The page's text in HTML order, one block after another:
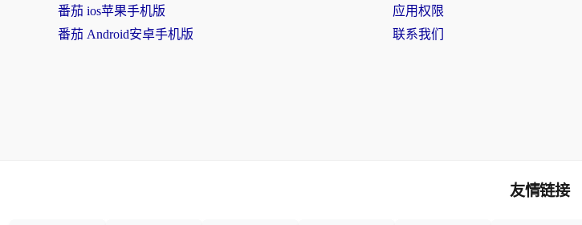
番茄 ios苹果手机版
番茄 Android安卓手机版
应用权限
联系我们
友情链接